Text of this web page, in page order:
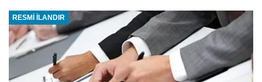
RESMİ İLANDIR